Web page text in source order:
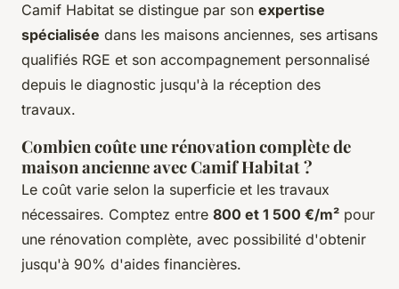
Camif Habitat se distingue par son expertise
spécialisée dans les maisons anciennes, ses artisans
qualifiés RGE et son accompagnement personnalisé
depuis le diagnostic jusqu'à la réception des
travaux.
Combien coûte une rénovation complète de
maison ancienne avec Camif Habitat ?
Le coût varie selon la superficie et les travaux
nécessaires. Comptez entre 800 et 1 500 €/m² pour
une rénovation complète, avec possibilité d'obtenir
jusqu'à 90% d'aides financières.